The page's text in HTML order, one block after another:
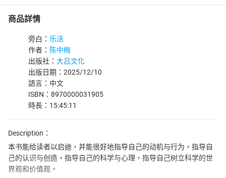
商品詳情
旁白： 乐活
作者： 陈中梅
出版社： 大吕文化
出版日期：2025/12/10
語言：中文
ISBN：8970000031905
時長：15:45:11
Description：
本书能给读者以启迪，并能很好地指导自己的动机与行为，指导自
己的认识与创造，指导自己的科学与心理，指导自己树立科学的世
界观和价值观。